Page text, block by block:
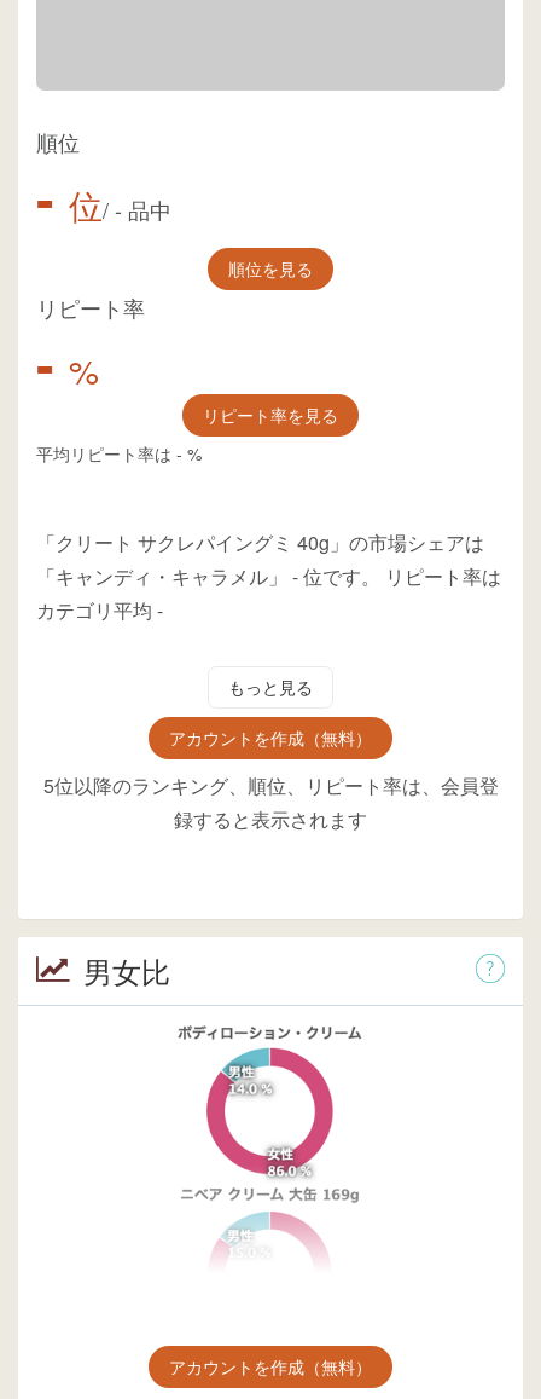
順位
- 位/- 品中
順位を見る
リピート率
- %
リピート率を見る
平均リピート率は - %
「クリート サクレパイングミ 40g」の市場シェアは
「キャンディ・キャラメル」 -位です。
リピート率は
カテゴリ平均 -
もっと見る
アカウントを作成（無料）
5位以降のランキング、順位、リピート率は、会員登
録すると表示されます
男女比
アカウントを作成（無料）